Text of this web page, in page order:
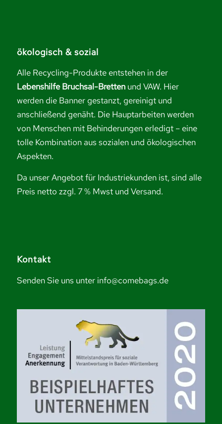
ökologisch & sozial
Alle Recycling-Produkte entstehen in der
Lebenshilfe Bruchsal-Bretten und VAW. Hier
werden die Banner gestanzt, gereinigt und
anschließend genäht. Die Hauptarbeiten werden
von Menschen mit Behinderungen erledigt – eine
tolle Kombination aus sozialen und ökologischen
Aspekten.
Da unser Angebot für Industriekunden ist, sind alle
Preis netto zzgl. 7 % Mwst und Versand.
Kontakt
Senden Sie uns unter info@comebags.de